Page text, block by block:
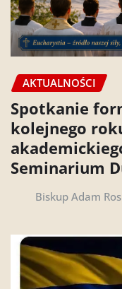
AKTUALNOŚCI
Spotkanie
kolejnego
Seminarium
Biskup Adam